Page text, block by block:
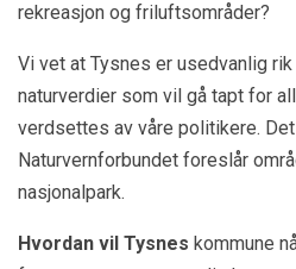
rekreasjon og friluftsområder?
Vi vet at Tysnes er usedvanlig
naturverdier som vil gå tapt for
verdsettes av våre politikere.
Naturvernforbundet foreslår
nasjonalpark.
Hvordan vil Tysnes kommune